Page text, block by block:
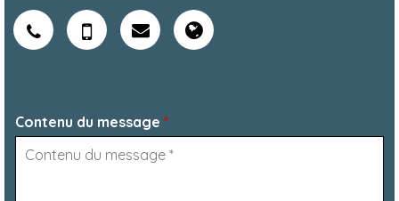
Contenu du message *